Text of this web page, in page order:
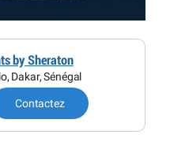
by Sheraton
Dakar, Sénégal
Contactez